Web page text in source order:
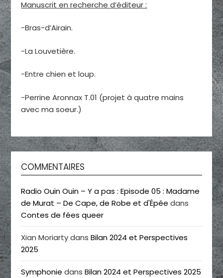
Manuscrit en recherche d’éditeur :
-Bras-d’Airain.
-La Louvetière.
-Entre chien et loup.
-Perrine Aronnax T.01 (projet à quatre mains
avec ma soeur.)
COMMENTAIRES
Radio Ouin Ouin – Y a pas : Episode 05 : Madame
de Murat – De Cape, de Robe et d'Épée dans
Contes de fées queer
Xian MoriartydansBilan 2024 et Perspectives
2025
Symphonie dansBilan 2024 et Perspectives 2025